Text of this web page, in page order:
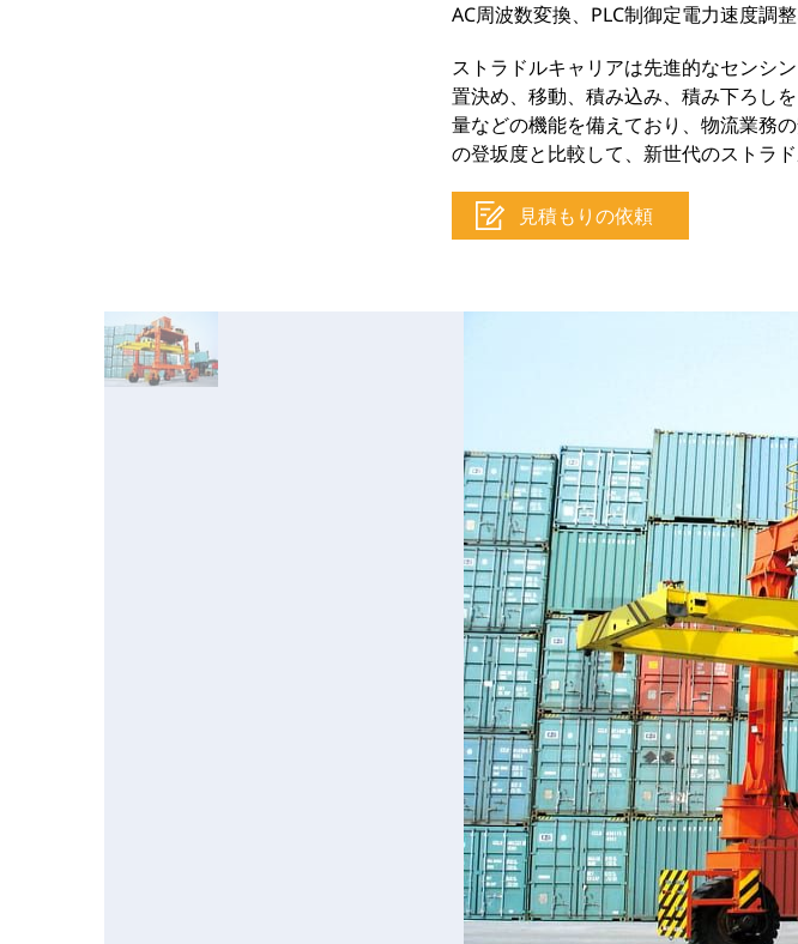
AC周波数変換、PLC制御定電力速度調
ストラドルキャリアは先進的なセンシ
置決め、移動、積み込み、積み下ろし
量などの機能を備えており、物流業務
の登坂度と比較して、新世代のストラ
見積もりの依頼